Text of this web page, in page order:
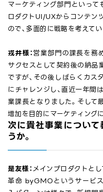
マーケティング部門といって
ロダクトUI/UXからコンテン
ので、多面的に戦略を考えてい
戎井様： 営業部門の課長を務
サクセスとして契約後の納品
ですが、その後しばらくカス
にチャレンジし、直近一年間
業課長となりました。そして
増加を目的にマーケティング
次に貴社事業について
うか。
是友様： メインプロダクトと
革命 byGMOというサービ